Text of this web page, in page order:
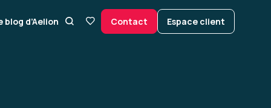
blog d’Aelion Contact Espace client
des explications précises et
complexes ou d'incompréhension et